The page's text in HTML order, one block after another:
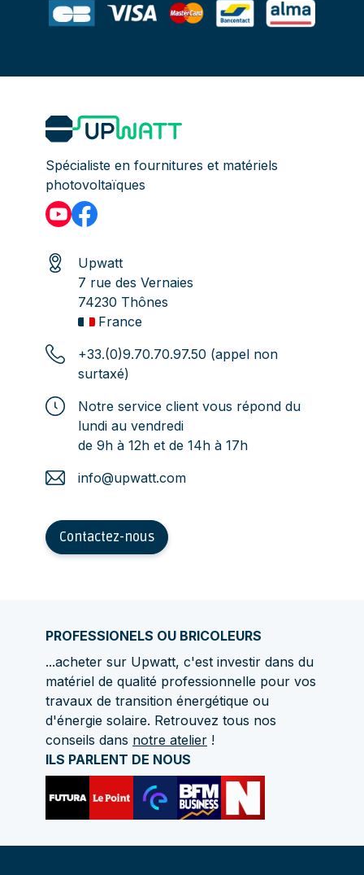
Spécialiste en fournitures et matériels
photovoltaïques
Upwatt
7 rue des Vernaies
74230 Thônes
France
+33.(0)9.70.70.97.50 (appel non
surtaxé)
Notre service client vous répond du
lundi au vendredi
de 9h à 12h et de 14h à 17h
info@upwatt.com
Contactez-nous
PROFESSIONELS OU BRICOLEURS
...acheter sur Upwatt, c'est investir dans du
matériel de qualité professionnelle pour vos
travaux de transition énergétique ou
d'énergie solaire. Retrouvez tous nos
conseils dans notre atelier !
ILS PARLENT DE NOUS